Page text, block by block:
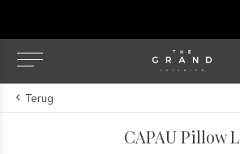
Terug
CAPAU Pillow L